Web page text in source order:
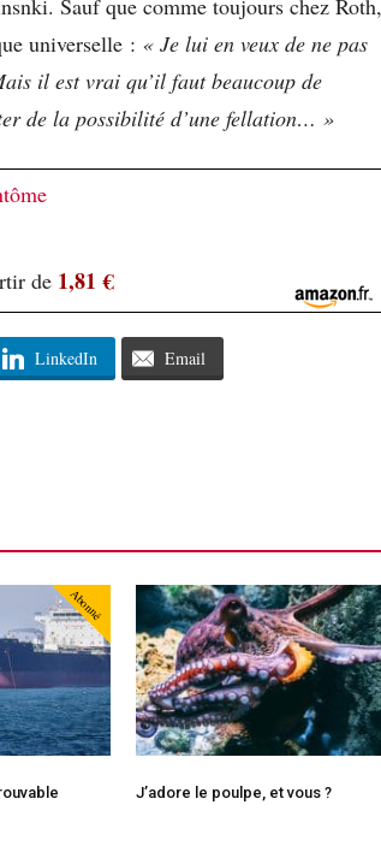
universelle : « Je lui en veux de ne pas
il est vrai qu’il faut beaucoup de
de la possibilité d’une fellation… »
de 1,81 €
LinkedIn Email
Abonné
J’adore le poulpe, et vous ?